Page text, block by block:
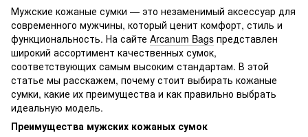
Мужские кожаные сумки — это незаменимый аксессуар для
современного мужчины, который ценит комфорт, стиль и
функциональность. На сайте Arcanum Bags представлен
широкий ассортимент качественных сумок,
соответствующих самым высоким стандартам. В этой
статье мы расскажем, почему стоит выбирать кожаные
сумки, какие их преимущества и как правильно выбрать
идеальную модель.
Преимущества мужских кожаных сумок